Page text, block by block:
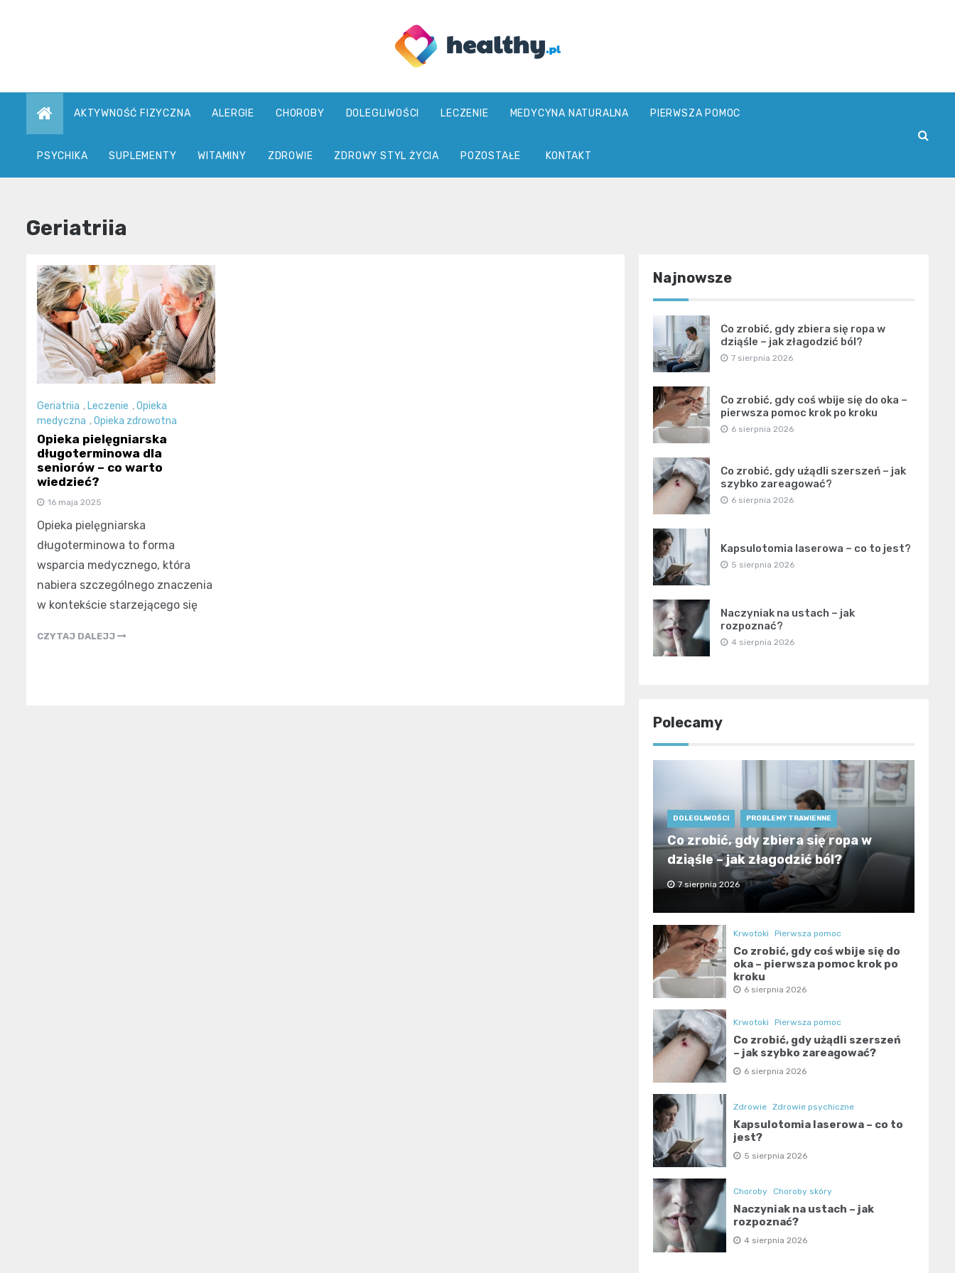
healthy.pl
AKTYWNOŚĆ FIZYCZNA ALERGIE CHOROBY DOLEGLIWOŚCI LECZENIE MEDYCYNA NATURALNA PIERWSZA POMOC
PSYCHIKA SUPLEMENTY WITAMINY ZDROWIE ZDROWY STYL ŻYCIA POZOSTAŁE KONTAKT
Geriatriia
Geriatriia , Leczenie ,Opieka
medyczna ,Opieka zdrowotna
Opieka pielęgniarska
długoterminowa dla
seniorów – co warto
wiedzieć?
16 maja 2025
Opieka pielęgniarska
długoterminowa to forma
wsparcia medycznego, która
nabiera szczególnego znaczenia
w kontekście starzejącego się
CZYTAJ DALEJJ
Najnowsze
Co zrobić, gdy zbiera się ropa w
dziąśle – jak złagodzić ból?
7 sierpnia 2026
Co zrobić, gdy coś wbije się do oka –
pierwsza pomoc krok po kroku
6 sierpnia 2026
Co zrobić, gdy użądli szerszeń – jak
szybko zareagować?
6 sierpnia 2026
Kapsulotomia laserowa – co to jest?
5 sierpnia 2026
Naczyniak na ustach – jak
rozpoznać?
4 sierpnia 2026
Polecamy
DOLEGLIWOŚCI PROBLEMY TRAWIENNE
Co zrobić, gdy zbiera się ropa w
dziąśle – jak złagodzić ból?
7 sierpnia 2026
Krwotoki Pierwsza pomoc
Co zrobić, gdy coś wbije się do
oka – pierwsza pomoc krok po
kroku
6 sierpnia 2026
Krwotoki Pierwsza pomoc
Co zrobić, gdy użądli szerszeń
– jak szybko zareagować?
6 sierpnia 2026
Zdrowie Zdrowie psychiczne
Kapsulotomia laserowa – co to
jest?
5 sierpnia 2026
Choroby Choroby skóry
Naczyniak na ustach – jak
rozpoznać?
4 sierpnia 2026